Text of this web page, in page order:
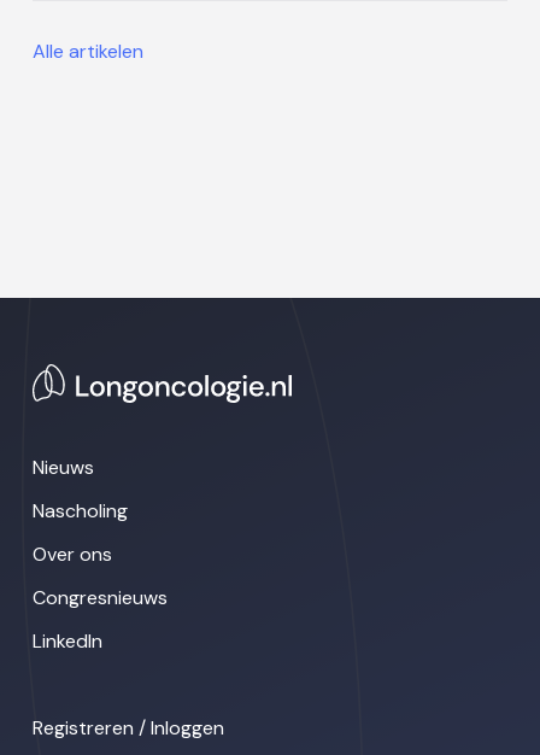
Alle artikelen
Nieuws
Nascholing
Over ons
Congresnieuws
LinkedIn
Registreren / Inloggen